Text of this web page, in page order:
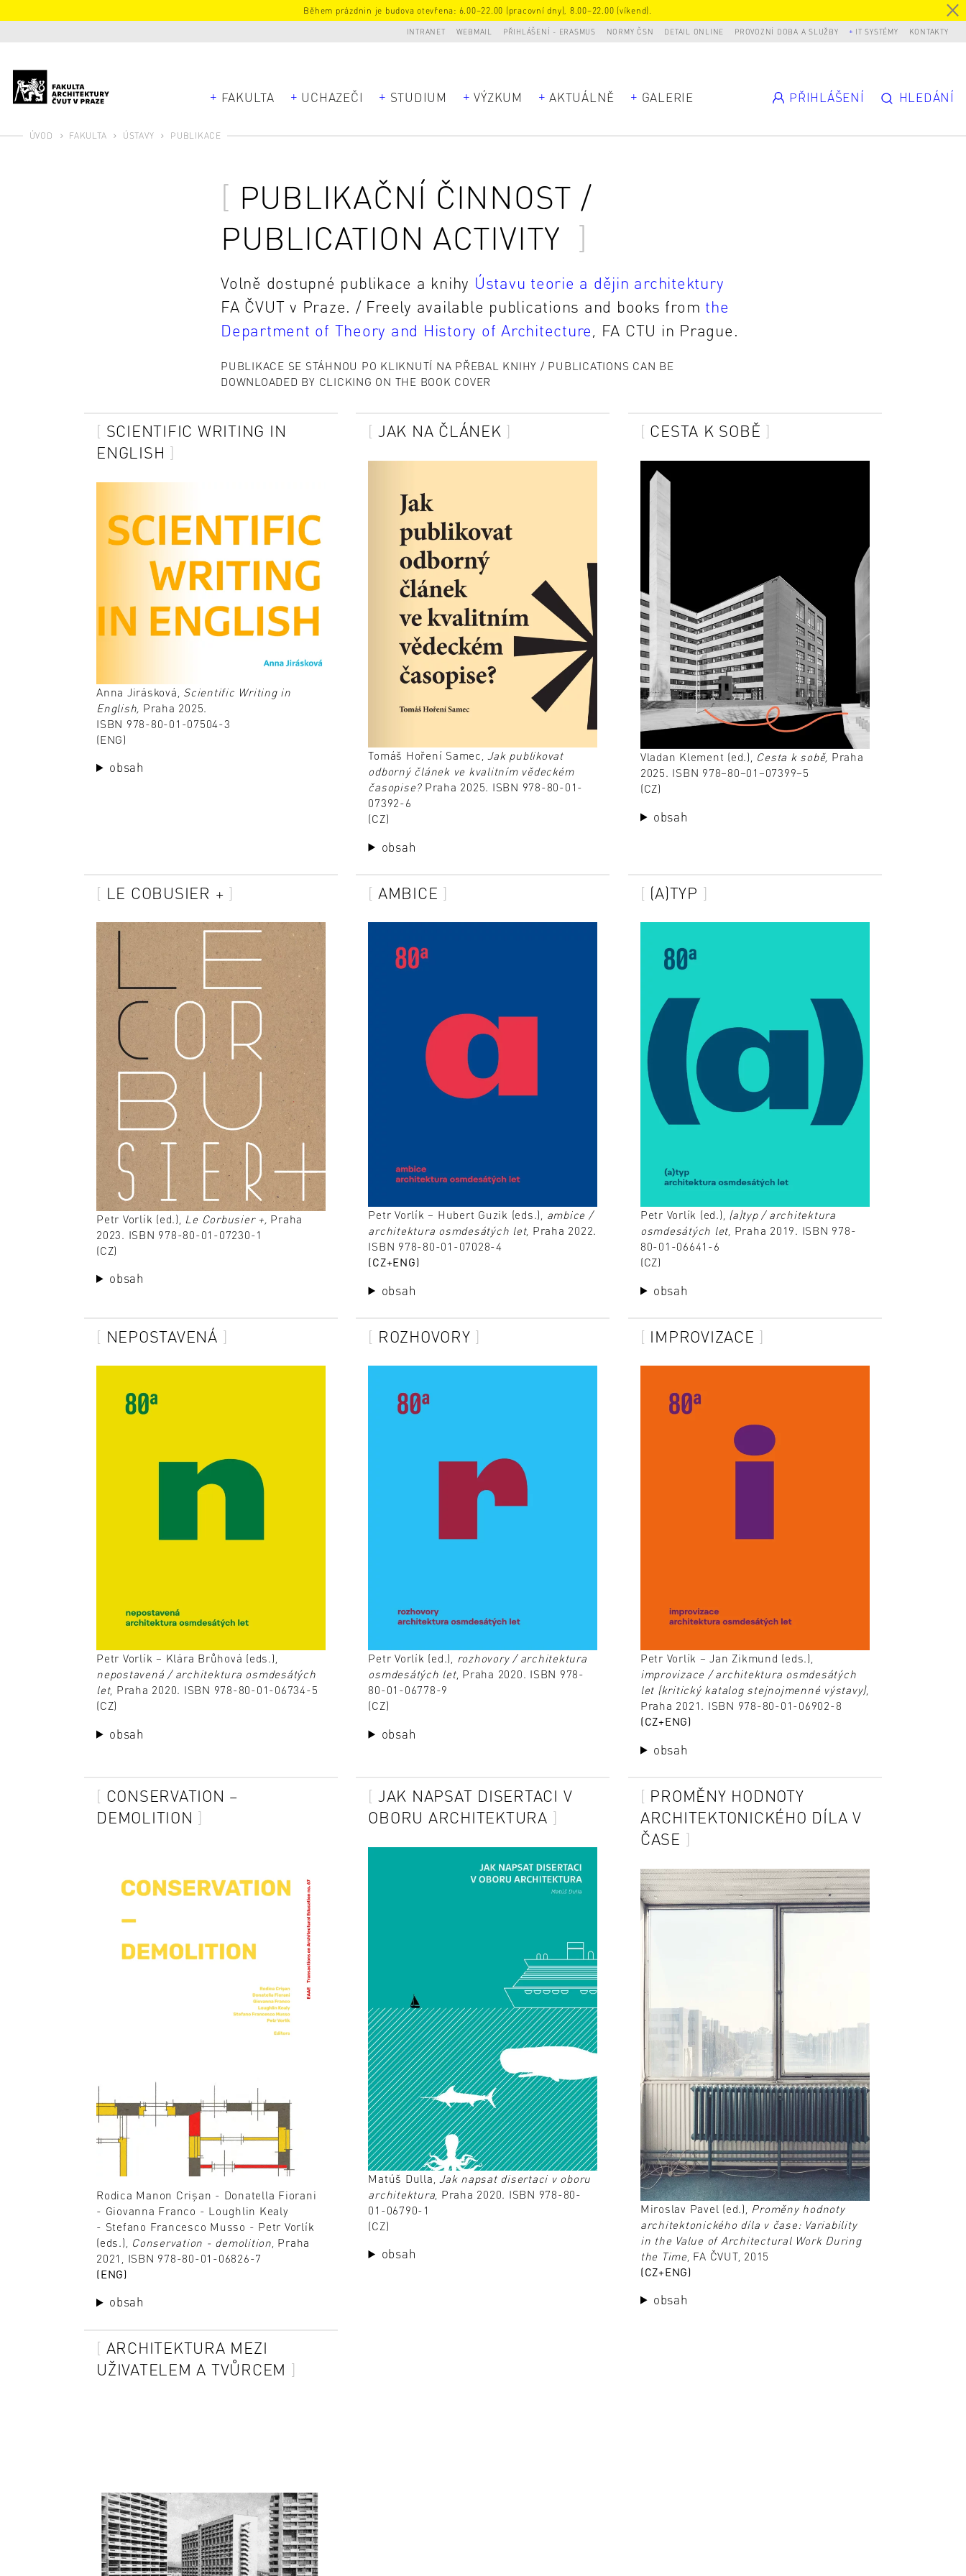
Během prázdnin je budova otevřena: 6.00–22.00 (pracovní dny), 8.00–22.00 (víkend).
INTRANET WEBMAIL PŘIHLÁŠENÍ - ERASMUS NORMY ČSN DETAIL ONLINE PROVOZNÍ DOBA A SLUŽBY IT SYSTÉMY KONTAKTY
FAKULTA UCHAZEČI STUDIUM VÝZKUM AKTUÁLNĚ GALERIE PŘIHLÁŠENÍ HLEDÁNÍ
ÚVOD FAKULTA ÚSTAVY PUBLIKACE
PUBLIKAČNÍ ČINNOST /
PUBLICATION ACTIVITY
Volně dostupné publikace a knihy Ústavu teorie a dějin architektury
FA ČVUT v Praze. / Freely available publications and books from the
Department of Theory and History of Architecture
, FA CTU in Prague.
PUBLIKACE SE STÁHNOU PO KLIKNUTÍ NA PŘEBAL KNIHY / PUBLICATIONS CAN BE
DOWNLOADED BY CLICKING ON THE BOOK COVER
SCIENTIFIC WRITING IN
ENGLISH
Anna Jirásková, Scientific Writing in
English, Praha 2025.
ISBN 978-80-01-07504-3
(ENG)
obsah
JAK NA ČLÁNEK
Tomáš Hoření Samec,Jak publikovat
odborný článek ve kvalitním vědeckém
časopise? Praha 2025. ISBN 978-80-01-
07392-6
(CZ)
obsah
CESTA K SOBĚ
Vladan Klement (ed.), Cesta k sobě, Praha
2025. ISBN 978–80–01–07399–5
(CZ)
obsah
LE COBUSIER +
Petr Vorlík (ed.), Le Corbusier +, Praha
2023. ISBN 978-80-01-07230-1
(CZ)
obsah
AMBICE
Petr Vorlík – Hubert Guzik (eds.), ambice /
architektura osmdesátých let, Praha 2022.
ISBN 978-80-01-07028-4
(CZ+ENG)
obsah
(A)TYP
Petr Vorlík (ed.), (a)typ / architektura
osmdesátých let, Praha 2019. ISBN 978-
80-01-06641-6
(CZ)
obsah
NEPOSTAVENÁ
Petr Vorlík – Klára Brůhová (eds.),
nepostavená / architektura osmdesátých
let, Praha 2020. ISBN 978-80-01-06734-5
(CZ)
obsah
ROZHOVORY
Petr Vorlík (ed.), rozhovory / architektura
osmdesátých let, Praha 2020. ISBN 978-
80-01-06778-9
(CZ)
obsah
IMPROVIZACE
Petr Vorlík – Jan Zikmund (eds.),
improvizace / architektura osmdesátých
let (kritický katalog stejnojmenné výstavy),
Praha 2021. ISBN 978-80-01-06902-8
(CZ+ENG)
obsah
CONSERVATION –
DEMOLITION
Rodica Manon Crişan - Donatella Fiorani
- Giovanna Franco - Loughlin Kealy
- Stefano Francesco Musso - Petr Vorlík
(eds.), Conservation - demolition, Praha
2021, ISBN 978-80-01-06826-7
(ENG)
obsah
JAK NAPSAT DISERTACI V
OBORU ARCHITEKTURA
Matúš Dulla, Jak napsat disertaci v oboru
architektura , Praha 2020. ISBN 978-80-
01-06790-1
(CZ)
obsah
PROMĚNY HODNOTY
ARCHITEKTONICKÉHO DÍLA V
ČASE
Miroslav Pavel (ed.), Proměny hodnoty
architektonického díla v čase: Variability
in the Value of Architectural Work During
the Time , FA ČVUT, 2015
(CZ+ENG)
obsah
ARCHITEKTURA MEZI
UŽIVATELEM A TVŮRCEM